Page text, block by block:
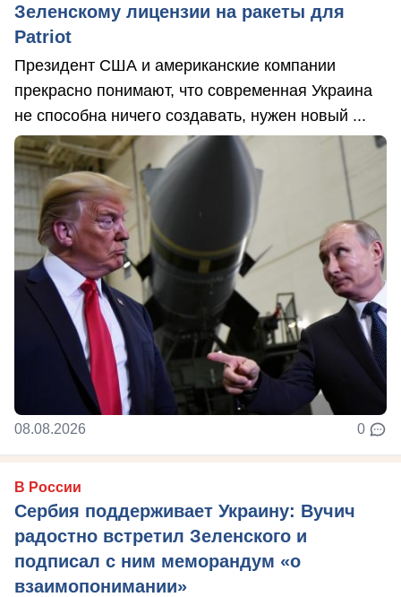
Зеленскому лицензии на ракеты для
Patriot
Президент США и американские компании
прекрасно понимают, что современная Украина
не способна ничего создавать, нужен новый ...
08.08.2026 0
В России
Сербия поддерживает Украину: Вучич
радостно встретил Зеленского и
подписал с ним меморандум «о
взаимопонимании»